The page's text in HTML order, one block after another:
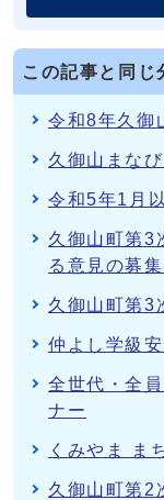
この記事と同じ
令和8年久御
久御山まな
令和5年1月
久御山町第3
る意見の募
久御山町第3
仲よし学級
全世代・全
ナー
くみやま ま
久御山町第2